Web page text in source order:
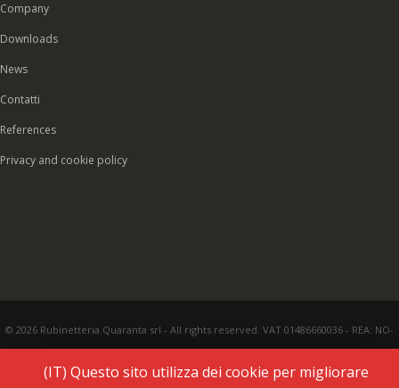
Company
Downloads
News
Contatti
References
Privacy and cookie policy
© 2026 Rubinetteria Quaranta srl - All rights reserved. VAT 01486660036 - REA: NO-
(IT) Questo sito utilizza dei cookie per migliorare